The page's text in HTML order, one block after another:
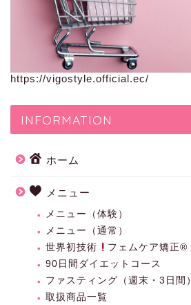
https://vigostyle.official.ec/
INFORMATION
ホーム
メニュー
メニュー（体験）
メニュー（通常）
世界初技術
フェムケア矯正®︎
90日間ダイエットコース
ファスティング（週末・3日間）
取扱商品一覧